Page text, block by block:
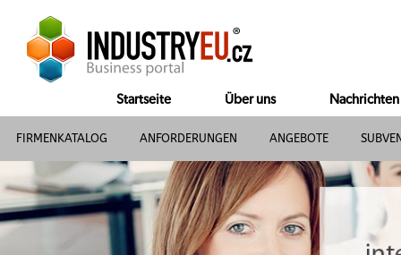
Startseite Über uns Nachrichten
FIRMENKATALOG ANFORDERUNGEN ANGEBOTE